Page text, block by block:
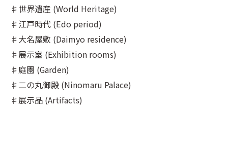
♯世界遺産 (World Heritage)
♯江戸時代 (Edo period)
♯大名屋敷 (Daimyo residence)
♯展示室 (Exhibition rooms)
♯庭園 (Garden)
♯二の丸御殿 (Ninomaru Palace)
♯展示品 (Artifacts)